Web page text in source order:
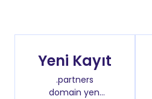
Yeni Kayıt
.partners
domain yeni